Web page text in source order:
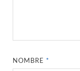
NOMBRE*